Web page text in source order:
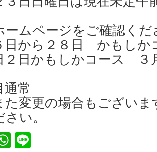
ームページをご確認くだ
日から２８日 かもしか
２日かもしかコース ３
通常
た変更の場合もござい
い。
WhatsApp